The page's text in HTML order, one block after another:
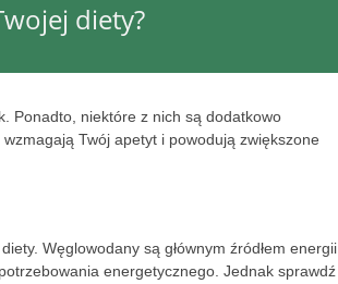
diety?
Ponadto, niektóre z nich są dodatkowo
Twój apetyt i powodują zwiększone
Węglowodany są głównym źródłem energii
energetycznego. Jednak sprawdź